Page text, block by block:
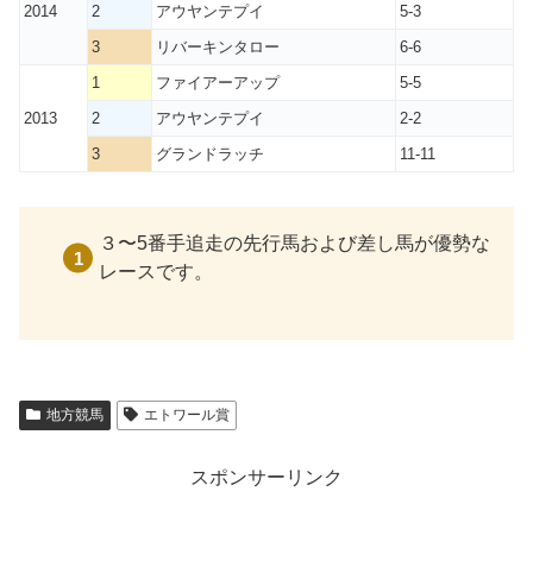
2014
2
アウヤンテプイ
5-3
3
リバーキンタロー 6-6
2013
1 ファイアーアップ
5-5
2
アウヤンテプイ
2-2
3
グランドラッチ 11-11
３〜5番手追走の先行馬および差し馬が優勢な
レースです。
地方競馬 エトワール賞
スポンサーリンク